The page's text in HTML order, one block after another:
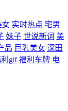
女 实时热点 宅男
妹子 世说新词 美
品 巨乳美女 深田
gif 福利车牌 电